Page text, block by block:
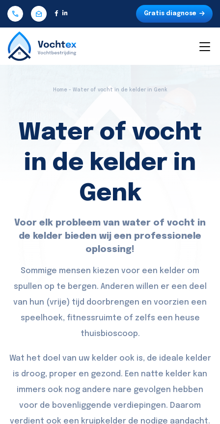
Gratis diagnose
Home - Water of vocht in de kelder in Genk
Water of vocht
in de kelder in
Genk
Voor elk probleem van water of vocht in
de kelder bieden wij een professionele
oplossing!
Sommige mensen kiezen voor een kelder om
spullen op te bergen. Anderen willen er een deel
van hun (vrije) tijd doorbrengen en voorzien een
speelhoek, fitnessruimte of zelfs een heuse
thuisbioscoop.
Wat het doel van uw kelder ook is, de ideale kelder
is droog, proper en gezond. Een natte kelder kan
immers ook nog andere nare gevolgen hebben
voor de bovenliggende verdiepingen. Daarom
verdient ook een kruipkelder de nodige aandacht.